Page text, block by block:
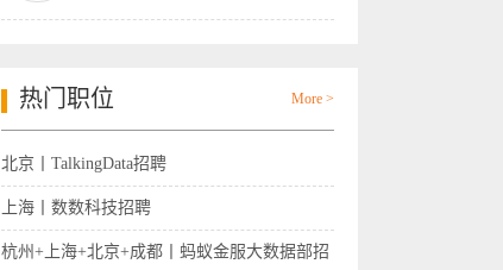
热门职位 More >
北京丨TalkingData招聘
上海丨数数科技招聘
杭州+上海+北京+成都丨蚂蚁金服大数据部招